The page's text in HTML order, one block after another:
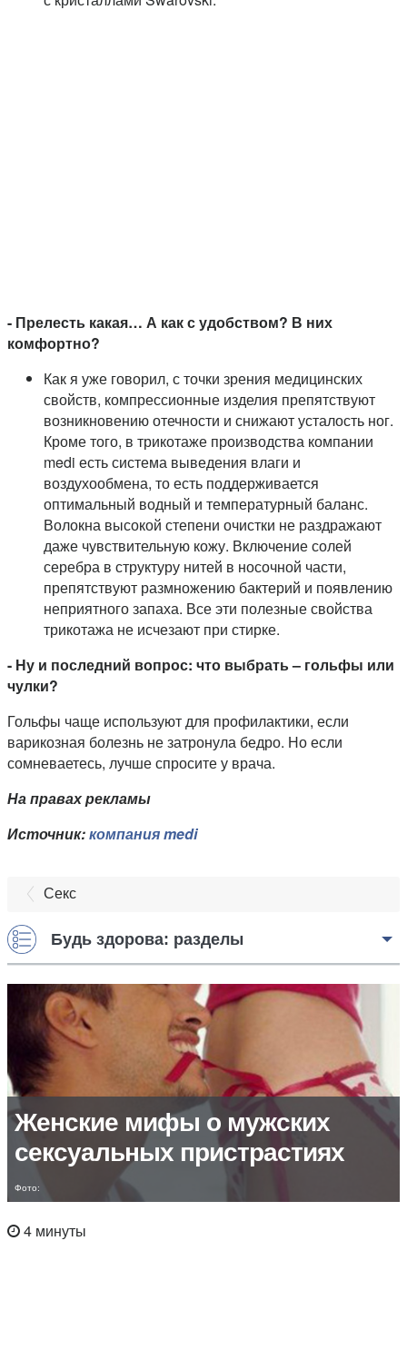
- Прелесть какая… А как с удобством? В них
комфортно?
Как я уже говорил, с точки зрения медицинских
свойств, компрессионные изделия препятствуют
возникновению отечности и снижают усталость ног.
Кроме того, в трикотаже производства компании
medi есть система выведения влаги и
воздухообмена, то есть поддерживается
оптимальный водный и температурный баланс.
Волокна высокой степени очистки не раздражают
даже чувствительную кожу. Включение солей
серебра в структуру нитей в носочной части,
препятствуют размножению бактерий и появлению
неприятного запаха. Все эти полезные свойства
трикотажа не исчезают при стирке.
- Ну и последний вопрос: что выбрать – гольфы или
чулки?
Гольфы чаще используют для профилактики, если
варикозная болезнь не затронула бедро. Но если
сомневаетесь, лучше спросите у врача.
На правах рекламы
Источник:компания medi
Секс
Будь здорова: разделы
Женские мифы о мужских
сексуальных пристрастиях
Фото:
4 минуты